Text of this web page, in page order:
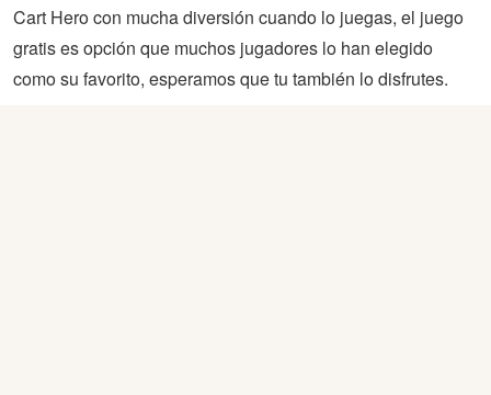
Cart Hero con mucha diversión cuando lo juegas, el juego
gratis es opción que muchos jugadores lo han elegido
como su favorito, esperamos que tu también lo disfrutes.